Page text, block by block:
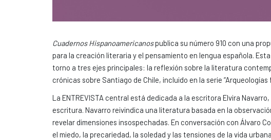
Cuadernos Hispanoamericanospublica su número 910 con una
para la creación literaria y el pensamiento en lengua española.
torno a tres ejes principales: la reflexión sobre la literatura
crónicas sobre Santiago de Chile, incluido en la serie
La ENTREVISTA central está dedicada a la escritora Elvira
escritura. Navarro reivindica una literatura basada en la
revelar dimensiones insospechadas. En conversación con Álvaro
el miedo, la precariedad, la soledad y las tensiones de la vida